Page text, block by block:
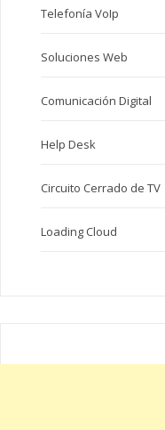
Telefonía VoIp
Soluciones Web
Comunicación Digital
Help Desk
Circuito Cerrado de TV
Loading Cloud